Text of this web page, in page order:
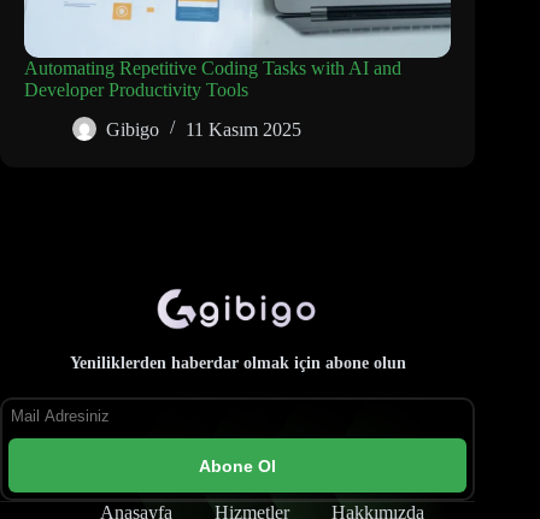
Automating Repetitive Coding Tasks with AI and
Developer Productivity Tools
Gibigo
11 Kasım 2025
Yeniliklerden haberdar olmak için abone olun
Abone Ol
Anasayfa Hizmetler Hakkımızda